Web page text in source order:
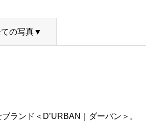
の写真▼
ランド＜D’URBAN｜ダーバン＞。